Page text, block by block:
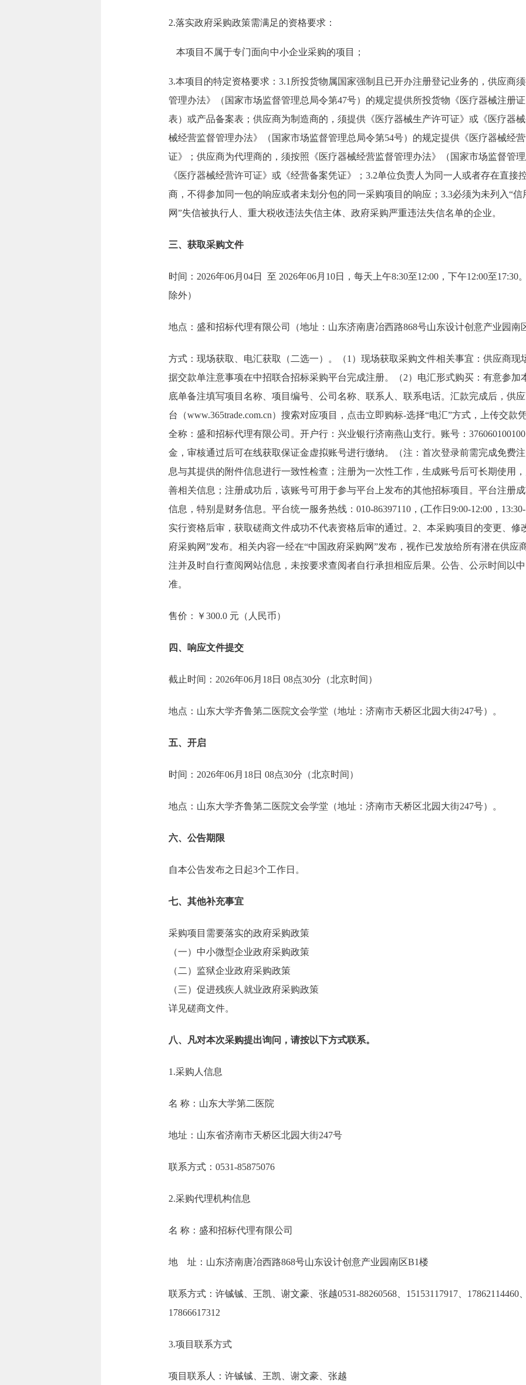
2.落实政府采购政策需满足的资格要求：
本项目不属于专门面向中小企业采购的项目；
3.本项目的特定资格要求：3.1所投货物属国家强制且已开办注册登记业务的，供应商
管理办法》（国家市场监督管理总局令第47号）的规定提供所投货物《医疗器械注册
表）或产品备案表；供应商为制造商的，须提供《医疗器械生产许可证》或《医疗器
械经营监督管理办法》（国家市场监督管理总局令第54号）的规定提供《医疗器械经
证》；供应商为代理商的，须按照《医疗器械经营监督管理办法》（国家市场监督管
《医疗器械经营许可证》或《经营备案凭证》；3.2单位负责人为同一人或者存在直接
商，不得参加同一包的响应或者未划分包的同一采购项目的响应；3.3必须为未列入“信
网”失信被执行人、重大税收违法失信主体、政府采购严重违法失信名单的企业。
三、获取采购文件
时间：2026年06月04日 至 2026年06月10日，每天上午8:30至12:00，下午12:00至
除外）
地点：盛和招标代理有限公司（地址：山东济南唐冶西路868号山东设计创意产业园南
方式：现场获取、电汇获取（二选一）。（1）现场获取采购文件相关事宜：供应商现
据交款单注意事项在中招联合招标采购平台完成注册。（2）电汇形式购买：有意参加
底单备注填写项目名称、项目编号、公司名称、联系人、联系电话。汇款完成后，供
台（www.365trade.com.cn）搜索对应项目，点击立即购标-选择“电汇”方式，上传交款
全称：盛和招标代理有限公司。开户行：兴业银行济南燕山支行。账号：
金，审核通过后可在线获取保证金虚拟账号进行缴纳。（注：首次登录前需完成免费
息与其提供的附件信息进行一致性检查；注册为一次性工作，生成账号后可长期使用
善相关信息；注册成功后，该账号可用于参与平台上发布的其他招标项目。平台注册
信息，特别是财务信息。平台统一服务热线：010-86397110，(工作日9:00-12:00，
实行资格后审，获取磋商文件成功不代表资格后审的通过。2、本采购项目的变更、修
府采购网”发布。相关内容一经在“中国政府采购网”发布，视作已发放给所有潜在供应
注并及时自行查阅网站信息，未按要求查阅者自行承担相应后果。公告、公示时间以
准。
售价：￥300.0 元（人民币）
四、响应文件提交
截止时间：2026年06月18日 08点30分（北京时间）
地点：山东大学齐鲁第二医院文会学堂（地址：济南市天桥区北园大街247号）。
五、开启
时间：2026年06月18日 08点30分（北京时间）
地点：山东大学齐鲁第二医院文会学堂（地址：济南市天桥区北园大街247号）。
六、公告期限
自本公告发布之日起3个工作日。
七、其他补充事宜
采购项目需要落实的政府采购政策
（一）中小微型企业政府采购政策
（二）监狱企业政府采购政策
（三）促进残疾人就业政府采购政策
详见磋商文件。
八、凡对本次采购提出询问，请按以下方式联系。
1.采购人信息
名 称：山东大学第二医院
地址：山东省济南市天桥区北园大街247号
联系方式：0531-85875076
2.采购代理机构信息
名 称：盛和招标代理有限公司
地 址：山东济南唐冶西路868号山东设计创意产业园南区
联系方式：许铖铖、王凯、谢文豪、张越0531-88260568、15153117917、17862114460
17866617312
3.项目联系方式
项目联系人：许铖铖、王凯、谢文豪、张越